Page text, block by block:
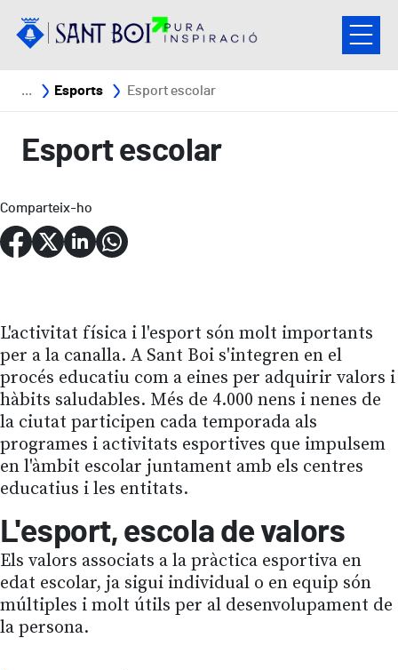
Fil d'ariadna
Esports Esport escolar
Esport escolar
Comparteix-ho
L'activitat física i l'esport són molt importants
per a la canalla. A Sant Boi s'integren en el
procés educatiu com a eines per adquirir valors i
hàbits saludables. Més de 4.000 nens i nenes de
la ciutat participen cada temporada als
programes i activitats esportives que impulsem
en l'àmbit escolar juntament amb els centres
educatius i les entitats.
L'esport, escola de valors
Els valors associats a la pràctica esportiva en
edat escolar, ja sigui individual o en equip són
múltiples i molt útils per al desenvolupament de
la persona.